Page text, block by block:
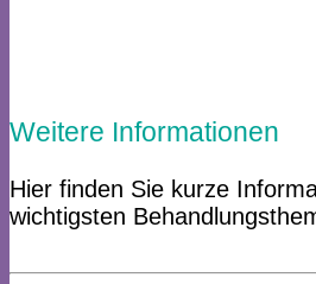
Weitere Informationen
Hier finden Sie kurze
wichtigsten